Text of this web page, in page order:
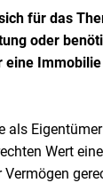
für das
oder
eine
als
Wert